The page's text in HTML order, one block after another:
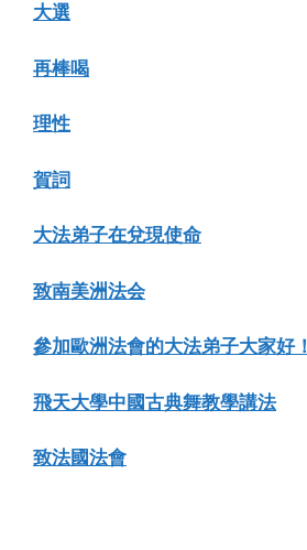
大選
再棒喝
理性
賀詞
大法弟子在兌現使命
致南美洲法会
參加歐洲法會的大法弟子大家好！
飛天大學中國古典舞教學講法
致法國法會